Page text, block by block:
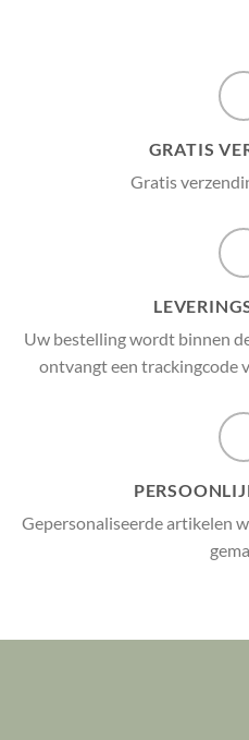
GRATIS
Gratis
Uw bestelling wordt binnen
ontvangt een trackingcode
Gepersonaliseerde artikelen